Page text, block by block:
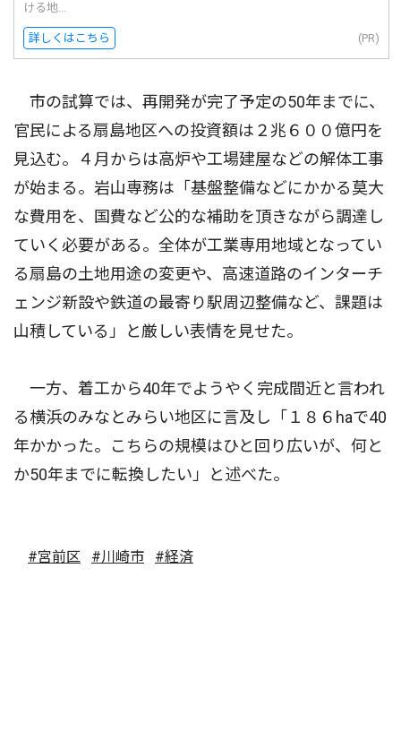
ける地...
詳しくはこちら (PR)
市の試算では、再開発が完了予定の50年までに、
官民による扇島地区への投資額は２兆６００億円を
見込む。４月からは高炉や工場建屋などの解体工事
が始まる。岩山専務は「基盤整備などにかかる莫大
な費用を、国費など公的な補助を頂きながら調達し
ていく必要がある。全体が工業専用地域となってい
る扇島の土地用途の変更や、高速道路のインターチ
ェンジ新設や鉄道の最寄り駅周辺整備など、課題は
山積している」と厳しい表情を見せた。
一方、着工から40年でようやく完成間近と言われ
る横浜のみなとみらい地区に言及し「１８６haで40
年かかった。こちらの規模はひと回り広いが、何と
か50年までに転換したい」と述べた。
#宮前区 #川崎市 #経済